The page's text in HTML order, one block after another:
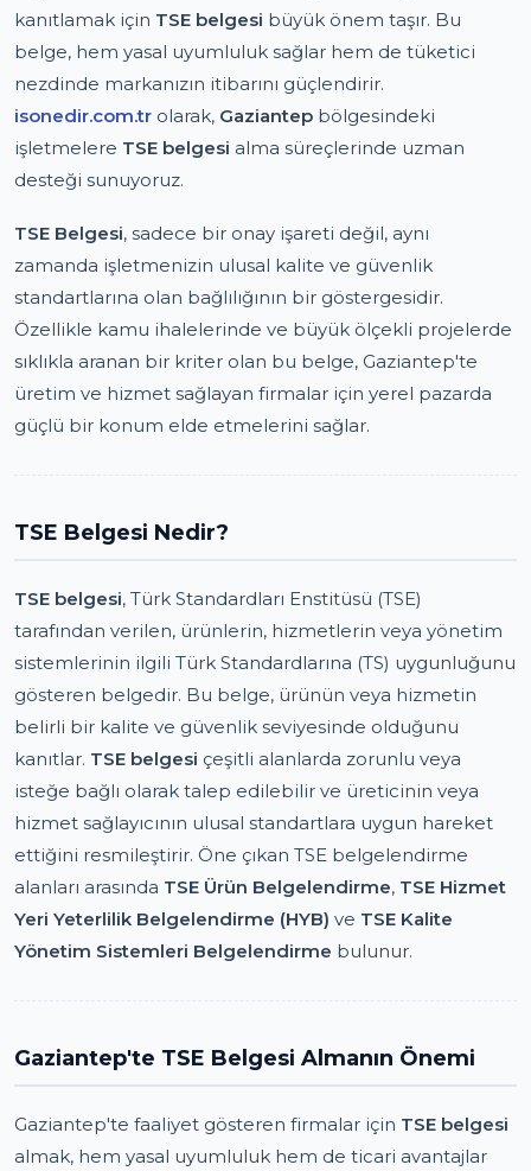
kanıtlamak için TSE belgesi büyük önem taşır. Bu
belge, hem yasal uyumluluk sağlar hem de tüketici
nezdinde markanızın itibarını güçlendirir.
isonedir.com.tr olarak, Gaziantep bölgesindeki
işletmelere TSE belgesi alma süreçlerinde uzman
desteği sunuyoruz.
TSE Belgesi, sadece bir onay işareti değil, aynı
zamanda işletmenizin ulusal kalite ve güvenlik
standartlarına olan bağlılığının bir göstergesidir.
Özellikle kamu ihalelerinde ve büyük ölçekli projelerde
sıklıkla aranan bir kriter olan bu belge, Gaziantep'te
üretim ve hizmet sağlayan firmalar için yerel pazarda
güçlü bir konum elde etmelerini sağlar.
TSE Belgesi Nedir?
TSE belgesi, Türk Standardları Enstitüsü (TSE)
tarafından verilen, ürünlerin, hizmetlerin veya yönetim
sistemlerinin ilgili Türk Standardlarına (TS) uygunluğunu
gösteren belgedir. Bu belge, ürünün veya hizmetin
belirli bir kalite ve güvenlik seviyesinde olduğunu
kanıtlar. TSE belgesi çeşitli alanlarda zorunlu veya
isteğe bağlı olarak talep edilebilir ve üreticinin veya
hizmet sağlayıcının ulusal standartlara uygun hareket
ettiğini resmileştirir. Öne çıkan TSE belgelendirme
alanları arasında TSE Ürün Belgelendirme, TSE Hizmet
Yeri Yeterlilik Belgelendirme (HYB) ve TSE Kalite
Yönetim Sistemleri Belgelendirme bulunur.
Gaziantep'te TSE Belgesi Almanın Önemi
Gaziantep'te faaliyet gösteren firmalar için TSE belgesi
almak, hem yasal uyumluluk hem de ticari avantajlar